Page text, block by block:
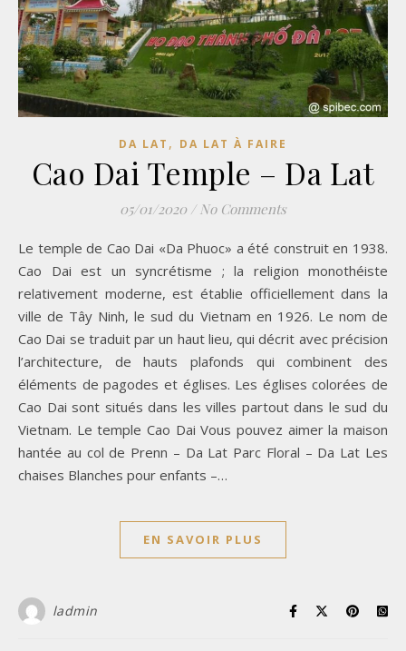
DA LAT , DA LAT À FAIRE
Cao Dai Temple – Da Lat
05/01/2020 / No Comments
Le temple de Cao Dai «Da Phuoc» a été construit en 1938.
Cao Dai est un syncrétisme ; la religion monothéiste
relativement moderne, est établie officiellement dans la
ville de Tây Ninh, le sud du Vietnam en 1926. Le nom de
Cao Dai se traduit par un haut lieu, qui décrit avec précision
l’architecture, de hauts plafonds qui combinent des
éléments de pagodes et églises. Les églises colorées de
Cao Dai sont situés dans les villes partout dans le sud du
Vietnam. Le temple Cao Dai Vous pouvez aimer la maison
hantée au col de Prenn – Da Lat Parc Floral – Da Lat Les
chaises Blanches pour enfants –…
EN SAVOIR PLUS
ladmin